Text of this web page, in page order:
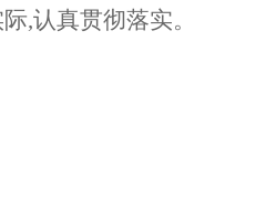
,认真贯彻落实。